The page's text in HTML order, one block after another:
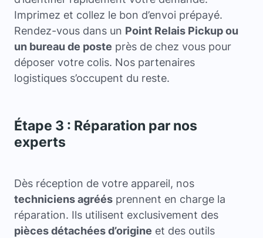
Imprimez et collez le bon d’envoi prépayé.
Rendez-vous dans un Point Relais Pickup ou
un bureau de poste près de chez vous pour
déposer votre colis. Nos partenaires
logistiques s’occupent du reste.
Étape 3 : Réparation par nos
experts
Dès réception de votre appareil, nos
techniciens agréés prennent en charge la
réparation. Ils utilisent exclusivement des
pièces détachées d’origine et des outils